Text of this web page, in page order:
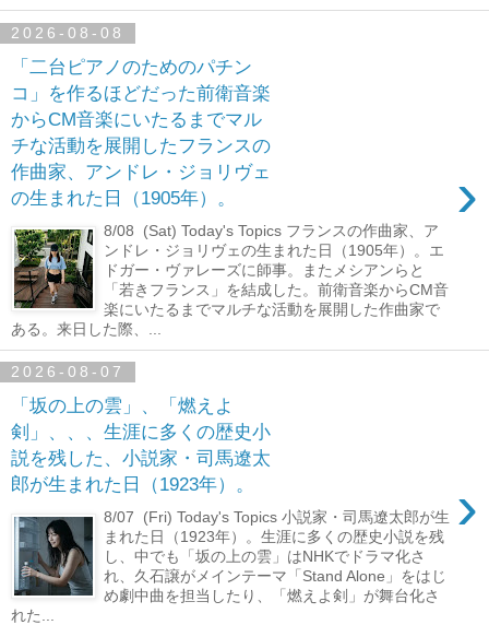
2026-08-08
「二台ピアノのためのパチン
コ」を作るほどだった前衛音楽
からCM音楽にいたるまでマル
チな活動を展開したフランスの
作曲家、アンドレ・ジョリヴェ
の生まれた日（1905年）。
›
8/08 (Sat) Today's Topics フランスの作曲家、ア
ンドレ・ジョリヴェの生まれた日（1905年）。エ
ドガー・ヴァレーズに師事。またメシアンらと
「若きフランス」を結成した。前衛音楽からCM音
楽にいたるまでマルチな活動を展開した作曲家で
ある。来日した際、...
2026-08-07
「坂の上の雲」、「燃えよ
剣」、、、生涯に多くの歴史小
説を残した、小説家・司馬遼太
郎が生まれた日（1923年）。
›
8/07 (Fri) Today's Topics 小説家・司馬遼太郎が生
まれた日（1923年）。生涯に多くの歴史小説を残
し、中でも「坂の上の雲」はNHKでドラマ化さ
れ、久石譲がメインテーマ「Stand Alone」をはじ
め劇中曲を担当したり、「燃えよ剣」が舞台化さ
れた...